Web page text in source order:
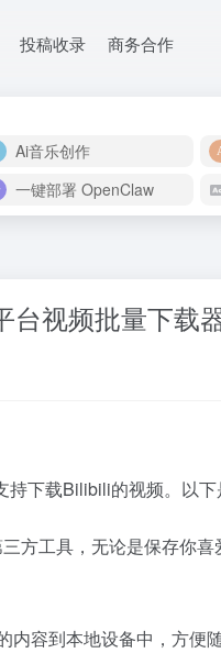
投稿收录 商务合作
Ai音乐创作
一键部署 OpenClaw
视频批量下载器
下载Bilibili的视频。以
方工具，无论是保存你
容到本地设备中，方便